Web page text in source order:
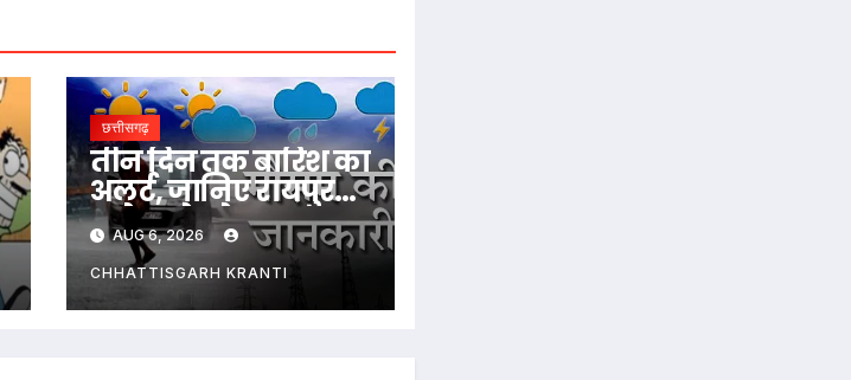
छत्तीसगढ़
तीन दिन तक बारिश का
अलर्ट, जानिए रायपुर
समेत पूरे प्रदेश का
हाल…
AUG 6, 2026
CHHATTISGARH KRANTI